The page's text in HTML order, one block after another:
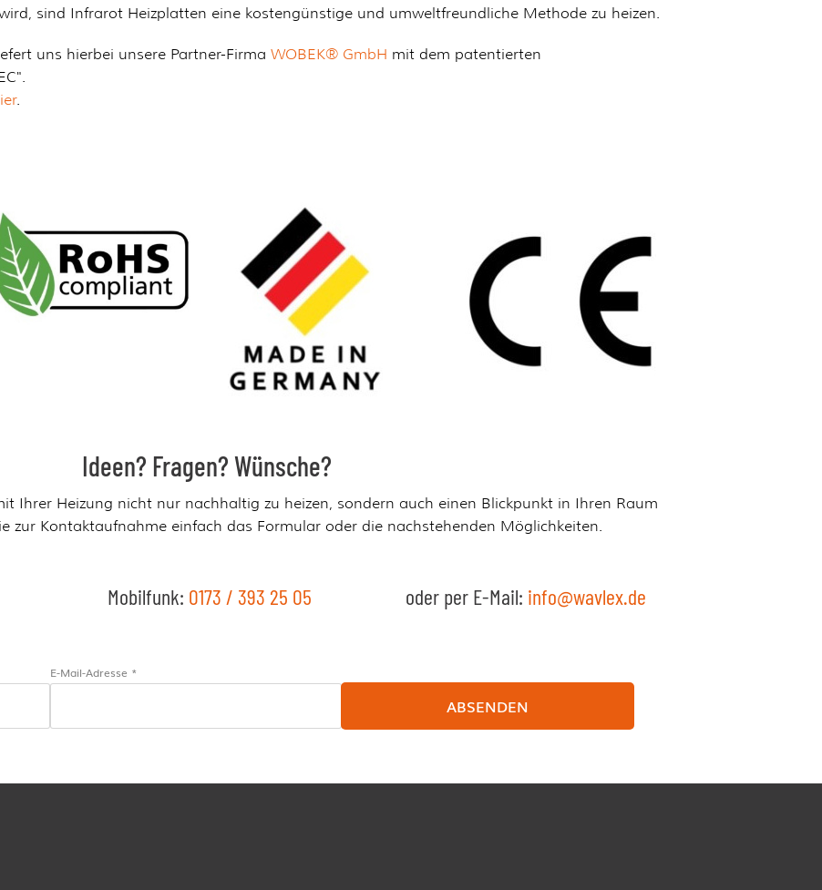
sind Infrarot Heizplatten eine kostengünstige und umweltfreundliche Methode zu heizen.
uns hierbei unsere Partner-Firma WOBEK® GmbH mit dem patentierten
.
Ideen? Fragen? Wünsche?
Ihrer Heizung nicht nur nachhaltig zu heizen, sondern auch einen Blickpunkt in Ihren Raum
zur Kontaktaufnahme einfach das Formular oder die nachstehenden Möglichkeiten.
Mobilfunk: 0173 / 393 25 05 oder per E-Mail: info@wavlex.de
E-Mail-Adresse *
ABSENDEN